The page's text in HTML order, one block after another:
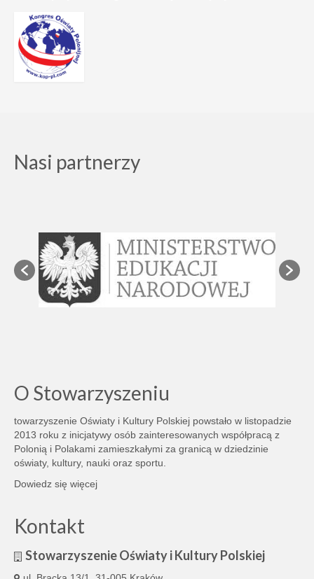
Nasi partnerzy
O Stowarzyszeniu
towarzyszenie Oświaty i Kultury Polskiej powstało w listopadzie
2013 roku z inicjatywy osób zainteresowanych współpracą z
Polonią i Polakami zamieszkałymi za granicą w dziedzinie
oświaty, kultury, nauki oraz sportu.
Dowiedz się więcej
Kontakt
Stowarzyszenie Oświaty i Kultury Polskiej